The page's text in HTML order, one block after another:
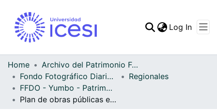
Statistics
Log In
Home
Archivo del Patrimonio Fotográfico y Fílmico del Valle del Cauca
Fondo Fotográfico Diario Occidente
Regionales
FFDO - Yumbo - Patrimonial
Plan de obras públicas en Yumbo